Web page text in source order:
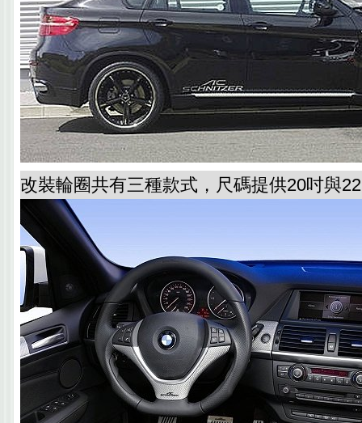
改裝輪圈共有三種款式，尺碼提供20吋與